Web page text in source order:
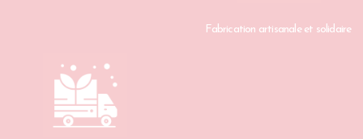
Fabrication artisanale et solidaire